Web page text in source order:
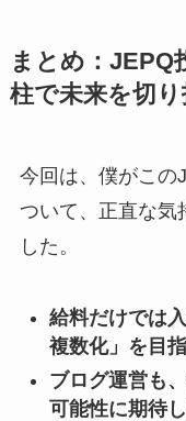
まとめ：JEPQ
柱で未来を切り
今回は、僕がこの
ついて、正直な気
した。
給料だけでは
複数化」を目指
ブログ運営も
可能性に期待し